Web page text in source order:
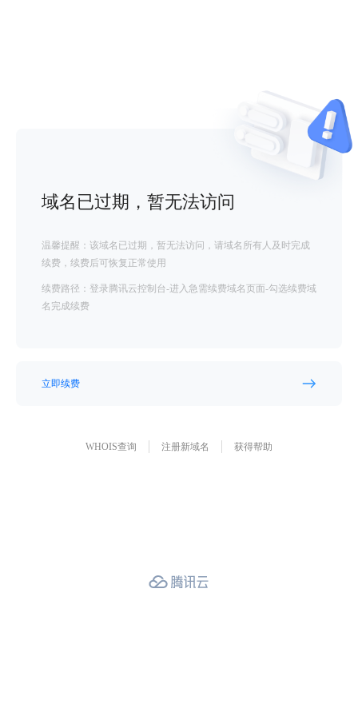
域名已过期，暂无法访问
温馨提醒：该域名已过期，暂无法访问，请域名所有人及时完成
续费，续费后可恢复正常使用
续费路径：登录腾讯云控制台-进入急需续费域名页面-勾选续费域
名完成续费
立即续费
WHOIS查询 注册新域名 获得帮助